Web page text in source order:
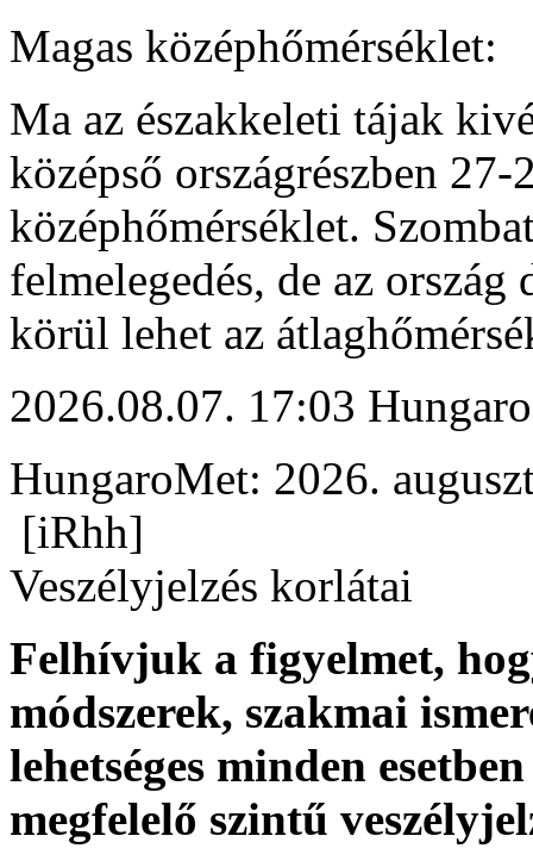
Magas középhőmérséklet:
Ma az északkeleti tájak
középső országrészben
középhőmérséklet.
felmelegedés, de az
körül lehet az
2026.08.07. 17:03
HungaroMet: 2026.
[iRhh]
Veszélyjelzés korlátai
Felhívjuk a figyelmet,
módszerek, szakmai
lehetséges minden
megfelelő szintű